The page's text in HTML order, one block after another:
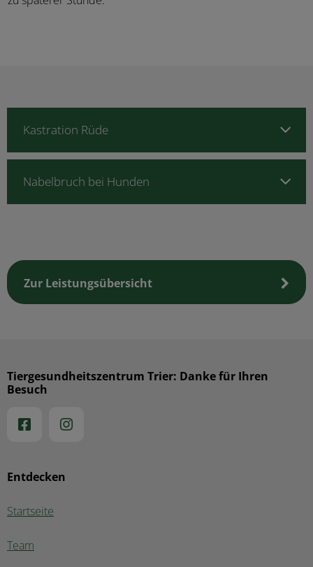
Kastration Rüde
Nabelbruch bei Hunden
Zur Leistungsübersicht
Entdecken
Startseite
Team
Tiergesundheitszentrum Trier: Danke für Ihren
Besuch